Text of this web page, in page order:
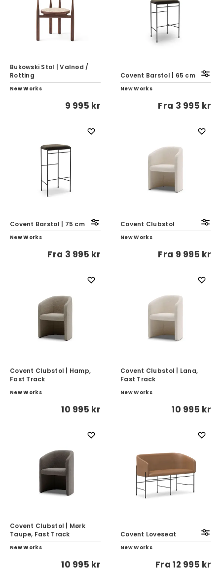
Bukowski Stol | Valnød /
Rotting
New Works
9 995 kr
Covent Barstol | 65 cm
New Works
Fra 3 995 kr
Covent Barstol | 75 cm
New Works
Fra 3 995 kr
Covent Clubstol
New Works
Fra 9 995 kr
Covent Clubstol | Hamp,
Fast Track
New Works
10 995 kr
Covent Clubstol | Lana,
Fast Track
New Works
10 995 kr
Covent Clubstol | Mørk
Taupe, Fast Track
New Works
10 995 kr
Covent Loveseat
New Works
Fra12 995 kr